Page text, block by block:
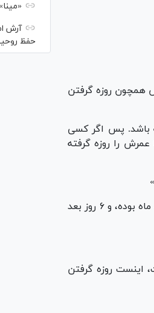
همچون روزه گرفتن
باشد. پس اگر کسى
را روزه گرفته
خدای متعال یک حسنه را به ده برابر گردانیده است، بناءً یک ماه (ماه رمضان) برابر به ده ماه بوده، و ۶ روز بعد
اینست روزه گرفتن
«مینا» ۲ جایزه از راه ابریشم
آرش
حفظ